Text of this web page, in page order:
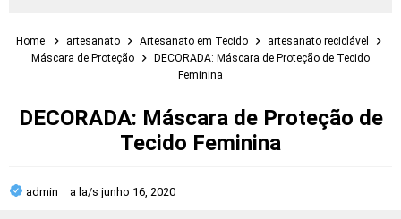
Home artesanato Artesanato em Tecido
artesanato reciclável
Máscara de Proteção
DECORADA: Máscara de Proteção de Tecido
Feminina
DECORADA: Máscara de Proteção de
Tecido Feminina
admin a la/s junho 16, 2020